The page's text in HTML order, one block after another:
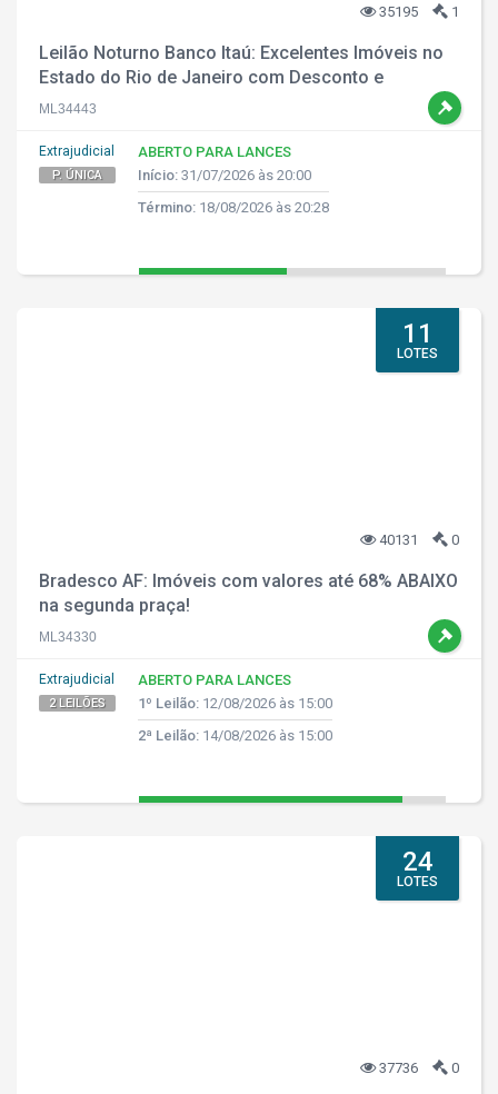
35195 1
Leilão Noturno Banco Itaú: Excelentes Imóveis no
Estado do Rio de Janeiro com Desconto e
Parcelamento!
ML34443
Extrajudicial
P. ÚNICA
ABERTO PARA LANCES
Início: 31/07/2026 às 20:00
Término: 18/08/2026 às 20:28
11
LOTES
40131 0
Bradesco AF: Imóveis com valores até 68% ABAIXO
na segunda praça!
ML34330
Extrajudicial
2 LEILÕES
ABERTO PARA LANCES
1º Leilão: 12/08/2026 às 15:00
2ª Leilão: 14/08/2026 às 15:00
24
LOTES
37736 0